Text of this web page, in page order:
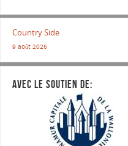
Country Side
9 août 2026
AVEC LE SOUTIEN DE: